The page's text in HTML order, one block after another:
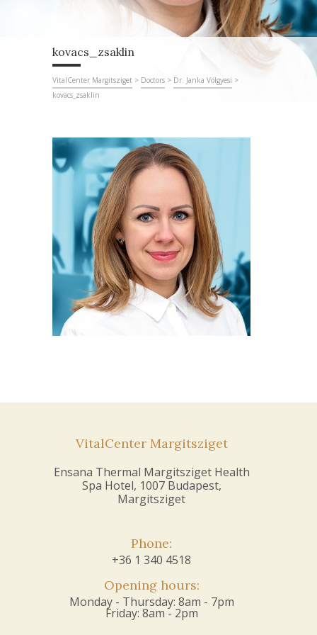
kovacs_zsaklin
VitalCenter Margitsziget > Doctors > Dr. Janka Völgyesi >
kovacs_zsaklin
VitalCenter Margitsziget
Ensana Thermal Margitsziget Health
Spa Hotel, 1007 Budapest,
Margitsziget
Phone:
+36 1 340 4518
Opening hours:
Monday - Thursday: 8am - 7pm
Friday: 8am - 2pm